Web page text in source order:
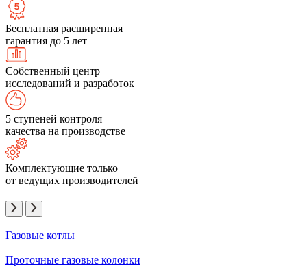
Бесплатная расширенная
гарантия до 5 лет
Собственный центр
исследований и разработок
5 ступеней контроля
качества на производстве
Комплектующие только
от ведущих производителей
Газовые котлы
Проточные газовые колонки